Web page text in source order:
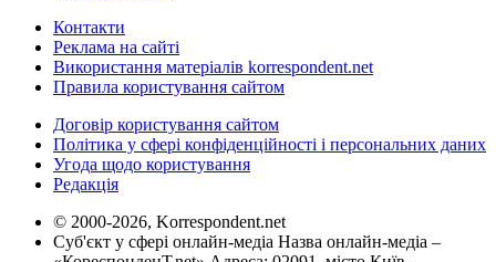
Контакти
Реклама на сайті
Використання матеріалів korrespondent.net
Правила користування сайтом
Договір користування сайтом
Політика у сфері конфіденційності і персональних даних
Угода щодо користування
Редакція
© 2000-2026, Korrespondent.net
Суб'єкт у сфері онлайн-медіа Назва онлайн-медіа –